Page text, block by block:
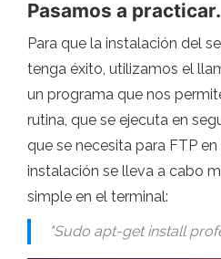
Pasamos a
Para que la instalación del
tenga éxito, utilizamos el
un programa que nos
rutina, que se ejecuta en
que se necesita para FTP
instalación se lleva a cabo
simple en el terminal:
"Sudo apt-get install